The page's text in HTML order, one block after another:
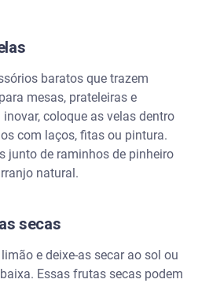
baratos que trazem
mesas, prateleiras e
coloque as velas dentro
com laços, fitas ou pintura.
junto de raminhos de pinheiro
natural.
secas
e deixe-as secar ao sol ou
Essas frutas secas podem